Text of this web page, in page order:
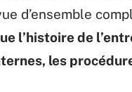
d’ensemble
l’histoire de
les